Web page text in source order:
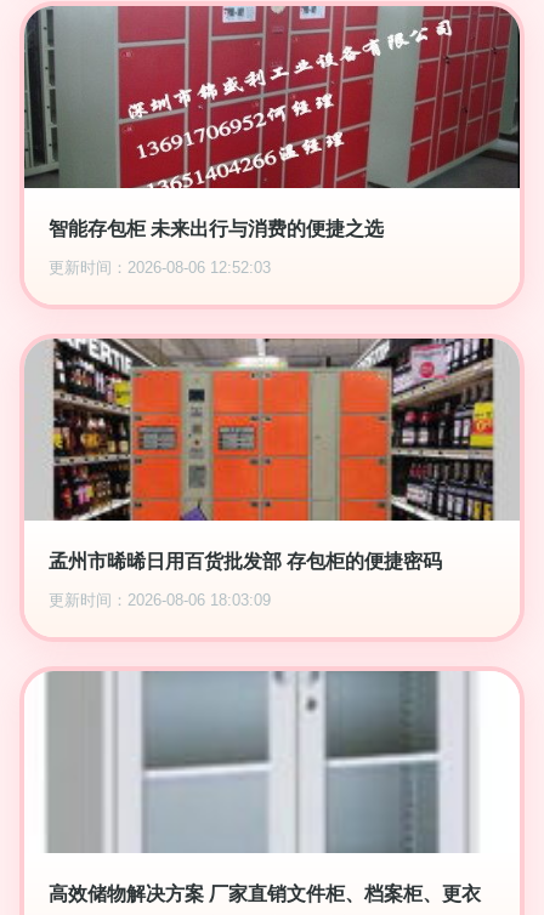
智能存包柜 未来出行与消费的便捷之选
更新时间：2026-08-06 12:52:03
孟州市晞晞日用百货批发部 存包柜的便捷密码
更新时间：2026-08-06 18:03:09
高效储物解决方案 厂家直销文件柜、档案柜、更衣